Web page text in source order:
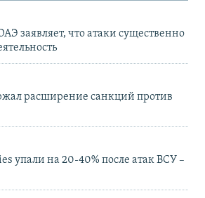
заявляет, что атаки существенно
расширение санкций против
упали на 20-40% после атак ВСУ –